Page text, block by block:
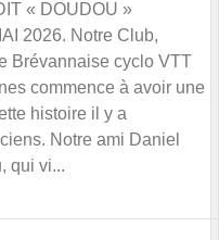
« DOUDOU »
2026. Notre Club,
Brévannaise cyclo VTT
commence à avoir une
histoire il y a
Notre ami Daniel
qui vi...